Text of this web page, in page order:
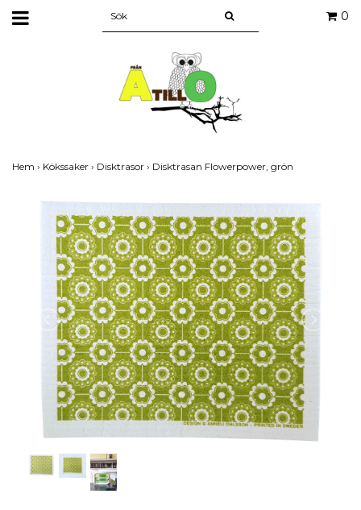
0
Hem › Kökssaker › Disktrasor › Disktrasan Flowerpower, grön